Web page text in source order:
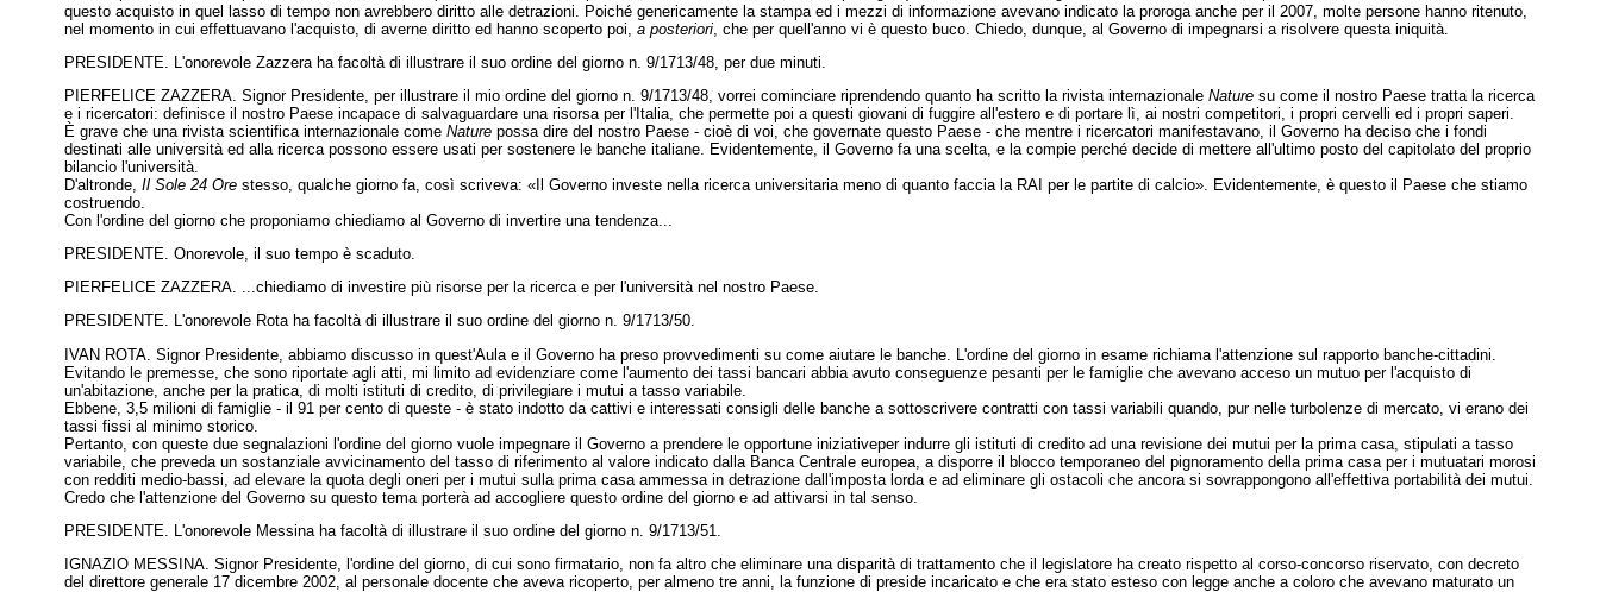
questo acquisto in quel lasso di tempo non avrebbero diritto alle detrazioni. Poiché genericamente la stampa ed i mezzi di informazione avevano indicato la proroga anche per il 2007, molte persone hanno ritenuto,
nel momento in cui effettuavano l'acquisto, di averne diritto ed hanno scoperto poi, a posteriori, che per quell'anno vi è questo buco. Chiedo, dunque, al Governo di impegnarsi a risolvere questa iniquità.
PRESIDENTE. L'onorevole Zazzera ha facoltà di illustrare il suo ordine del giorno n. 9/1713/48, per due minuti.
PIERFELICE ZAZZERA. Signor Presidente, per illustrare il mio ordine del giorno n. 9/1713/48, vorrei cominciare riprendendo quanto ha scritto la rivista internazionale Naturesu come il nostro Paese tratta la ricerca
e i ricercatori: definisce il nostro Paese incapace di salvaguardare una risorsa per l'Italia, che permette poi a questi giovani di fuggire all'estero e di portare lì, ai nostri competitori, i propri cervelli ed i propri saperi.
È grave che una rivista scientifica internazionale come Naturepossa dire del nostro Paese - cioè di voi, che governate questo Paese - che mentre i ricercatori manifestavano, il Governo ha deciso che i fondi
destinati alle università ed alla ricerca possono essere usati per sostenere le banche italiane. Evidentemente, il Governo fa una scelta, e la compie perché decide di mettere all'ultimo posto del capitolato del proprio
bilancio l'università.
D'altronde, Il Sole 24 Orestesso, qualche giorno fa, così scriveva: «Il Governo investe nella ricerca universitaria meno di quanto faccia la RAI per le partite di calcio». Evidentemente, è questo il Paese che stiamo
costruendo.
Con l'ordine del giorno che proponiamo chiediamo al Governo di invertire una tendenza...
PRESIDENTE. Onorevole, il suo tempo è scaduto.
PIERFELICE ZAZZERA. ...chiediamo di investire più risorse per la ricerca e per l'università nel nostro Paese.
PRESIDENTE. L'onorevole Rota ha facoltà di illustrare il suo ordine del giorno n. 9/1713/50.
IVAN ROTA. Signor Presidente, abbiamo discusso in quest'Aula e il Governo ha preso provvedimenti su come aiutare le banche. L'ordine del giorno in esame richiama l'attenzione sul rapporto banche-cittadini.
Evitando le premesse, che sono riportate agli atti, mi limito ad evidenziare come l'aumento dei tassi bancari abbia avuto conseguenze pesanti per le famiglie che avevano acceso un mutuo per l'acquisto di
un'abitazione, anche per la pratica, di molti istituti di credito, di privilegiare i mutui a tasso variabile.
Ebbene, 3,5 milioni di famiglie - il 91 per cento di queste - è stato indotto da cattivi e interessati consigli delle banche a sottoscrivere contratti con tassi variabili quando, pur nelle turbolenze di mercato, vi erano dei
tassi fissi al minimo storico.
Pertanto, con queste due segnalazioni l'ordine del giorno vuole impegnare il Governo a prendere le opportune iniziativeper indurre gli istituti di credito ad una revisione dei mutui per la prima casa, stipulati a tasso
variabile, che preveda un sostanziale avvicinamento del tasso di riferimento al valore indicato dalla Banca Centrale europea, a disporre il blocco temporaneo del pignoramento della prima casa per i mutuatari morosi
con redditi medio-bassi, ad elevare la quota degli oneri per i mutui sulla prima casa ammessa in detrazione dall'imposta lorda e ad eliminare gli ostacoli che ancora si sovrappongono all'effettiva portabilità dei mutui.
Credo che l'attenzione del Governo su questo tema porterà ad accogliere questo ordine del giorno e ad attivarsi in tal senso.
PRESIDENTE. L'onorevole Messina ha facoltà di illustrare il suo ordine del giorno n. 9/1713/51.
IGNAZIO MESSINA. Signor Presidente, l'ordine del giorno, di cui sono firmatario, non fa altro che eliminare una disparità di trattamento che il legislatore ha creato rispetto al corso-concorso riservato, con decreto
del direttore generale 17 dicembre 2002, al personale docente che aveva ricoperto, per almeno tre anni, la funzione di preside incaricato e che era stato esteso con legge anche a coloro che avevano maturato un